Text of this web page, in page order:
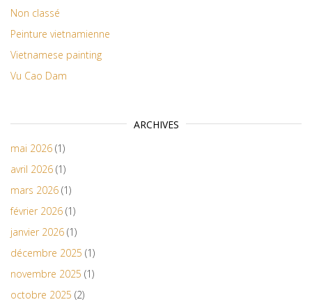
Non classé
Peinture vietnamienne
Vietnamese painting
Vu Cao Dam
ARCHIVES
mai 2026 (1)
avril 2026 (1)
mars 2026 (1)
février 2026 (1)
janvier 2026 (1)
décembre 2025 (1)
novembre 2025 (1)
octobre 2025 (2)